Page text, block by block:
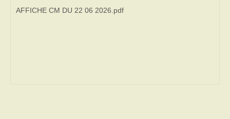
Culte
AFFICHE CM DU 22 06 2026.pdf